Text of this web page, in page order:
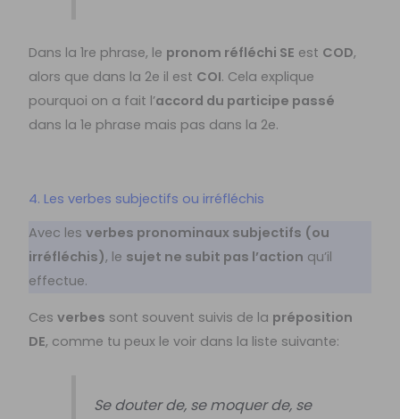
Dans la 1re phrase, le pronom réfléchi SE est COD,
alors que dans la 2e il est COI. Cela explique
pourquoi on a fait l’accord du participe passé
dans la 1e phrase mais pas dans la 2e.
4. Les verbes subjectifs ou irréfléchis
Avec lesverbes pronominaux subjectifs (ou
irréfléchis), le sujet ne subit pas l’action qu’il
effectue.
Cesverbes sont souvent suivis de la préposition
DE, comme tu peux le voir dans la liste suivante:
Se douter de, se moquer de, se